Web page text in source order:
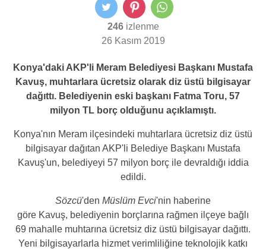
246izlenme
26 Kasım 2019
Konya'daki AKP'li Meram Belediyesi Başkanı Mustafa
Kavuş, muhtarlara ücretsiz olarak diz üstü bilgisayar
dağıttı. Belediyenin eski başkanı Fatma Toru, 57
milyon TL borç olduğunu açıklamıştı.
Konya'nın Meram ilçesindeki muhtarlara ücretsiz diz üstü
bilgisayar dağıtan AKP'li Belediye Başkanı Mustafa
Kavuş'un, belediyeyi 57 milyon borç ile devraldığı iddia
edildi.
Sözcü'den Müslüm Evci'nin haberine
göre Kavuş, belediyenin borçlarına rağmen ilçeye bağlı
69 mahalle muhtarına ücretsiz diz üstü bilgisayar dağıttı.
Yeni bilgisayarlarla hizmet verimliliğine teknolojik katkı